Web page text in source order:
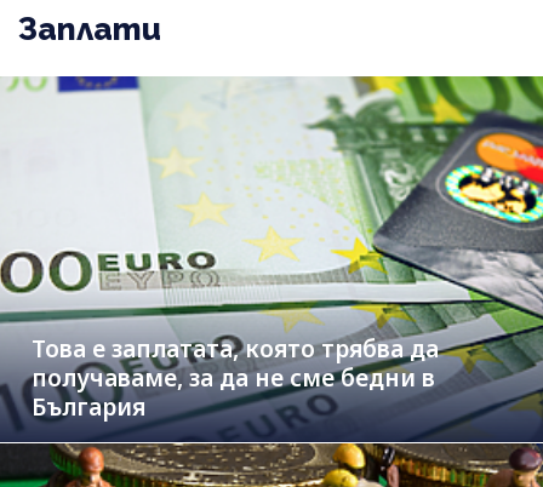
Заплати
Това е заплатата, която трябва да
получаваме, за да не сме бедни в
България